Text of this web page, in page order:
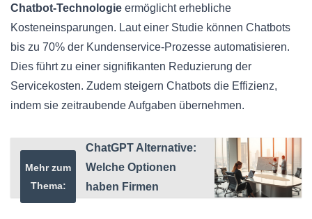
Chatbot-Technologie ermöglicht erhebliche
Kosteneinsparungen. Laut einer Studie können Chatbots
bis zu 70% der Kundenservice-Prozesse automatisieren.
Dies führt zu einer signifikanten Reduzierung der
Servicekosten. Zudem steigern Chatbots die Effizienz,
indem sie zeitraubende Aufgaben übernehmen.
Mehr zum
Thema:
ChatGPT Alternative:
Welche Optionen
haben Firmen